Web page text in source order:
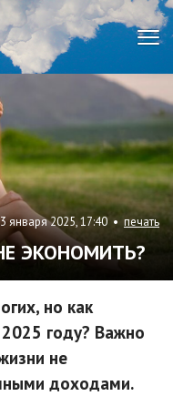
2025, 17:40 • печать
ЭКОНОМИТЬ?
но как
году? Важно
не
доходами.